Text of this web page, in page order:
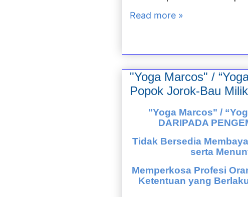
Read more »
"Yoga Marcos" /
Popok Jorok-Bau
"Yoga Marcos" /
DARIPADA
Tidak Bersedia
serta
Memperkosa Profesi
Ketentuan yang